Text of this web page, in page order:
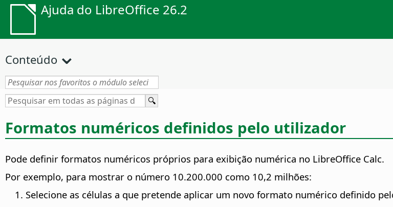
Ajuda do LibreOffice 26.2
Conteúdo
Formatos numéricos definidos pelo utilizador
Pode definir formatos numéricos próprios para exibição numérica no LibreOffice Calc.
Por exemplo, para mostrar o número 10.200.000 como 10,2 milhões:
Selecione as células a que pretende aplicar um novo formato numérico definido